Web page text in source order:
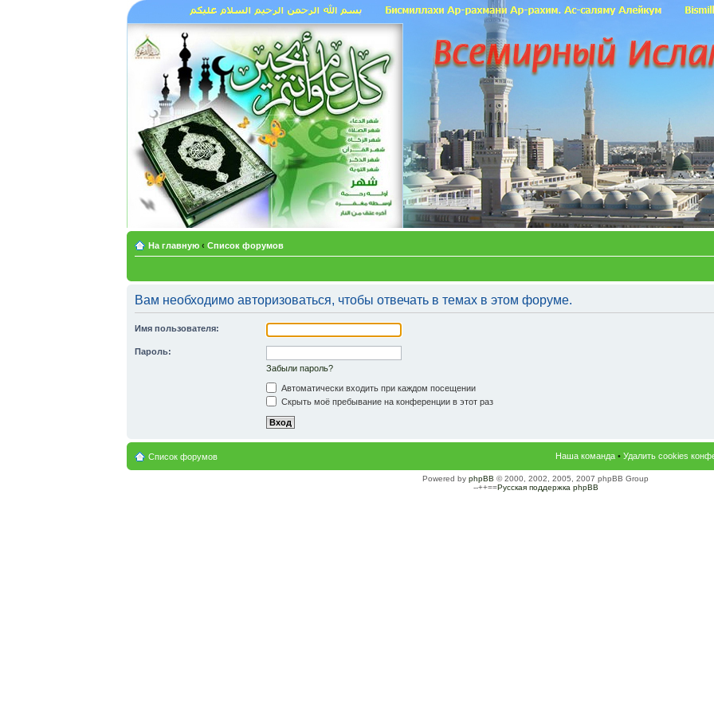
На главную ‹ Список форумов
Вам необходимо авторизоваться, чтобы отвечать в темах в этом форуме.
Имя пользователя:
Пароль:
Забыли пароль?
Автоматически входить при каждом посещении
Скрыть моё пребывание на конференции в этот раз
Список форумов Наша команда • Удалить cookies
Powered by phpBB © 2000, 2002, 2005, 2007 phpBB Group
--++==Русская поддержка phpBB